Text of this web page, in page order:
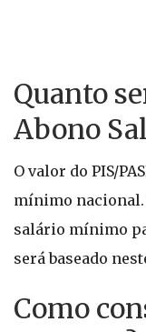
Quanto
Abono
O valor do PIS/
mínimo nacional.
salário mínimo
será baseado
Como